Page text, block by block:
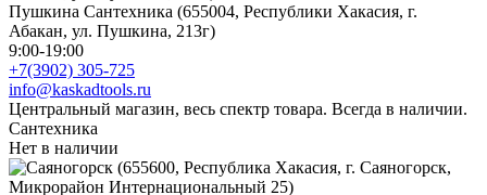
Пушкина Сантехника (655004, Республики Хакасия, г.
Абакан, ул. Пушкина, 213г)
9:00-19:00
+7(3902) 305-725
info@kaskadtools.ru
Центральный магазин, весь спектр товара. Всегда в наличии.
Сантехника
Нет в наличии